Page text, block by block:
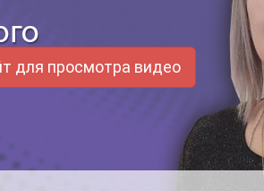
для просмотра видео